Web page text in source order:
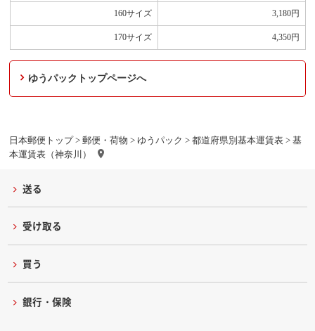
日本郵便トップ> 郵便・荷物 > ゆうパック > 都道府県別基本運賃表> 基
本運賃表（神奈川）
160サイズ 3,180円
170サイズ 4,350円
ゆうパックトップページへ
送る
受け取る
買う
銀行・保険